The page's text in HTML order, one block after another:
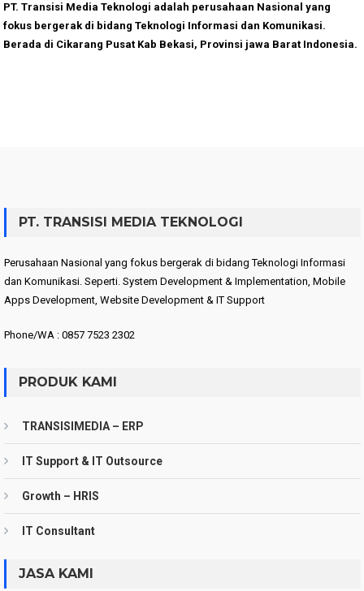
PT. Transisi Media Teknologi adalah perusahaan Nasional yang
fokus bergerak di bidang Teknologi Informasi dan Komunikasi.
Berada di Cikarang Pusat Kab Bekasi, Provinsi jawa Barat Indonesia.
PT. TRANSISI MEDIA TEKNOLOGI
Perusahaan Nasional yang fokus bergerak di bidang Teknologi Informasi
dan Komunikasi. Seperti. System Development & Implementation, Mobile
Apps Development, Website Development & IT Support
Phone/WA : 0857 7523 2302
PRODUK KAMI
TRANSISIMEDIA – ERP
IT Support & IT Outsource
Growth – HRIS
IT Consultant
JASA KAMI